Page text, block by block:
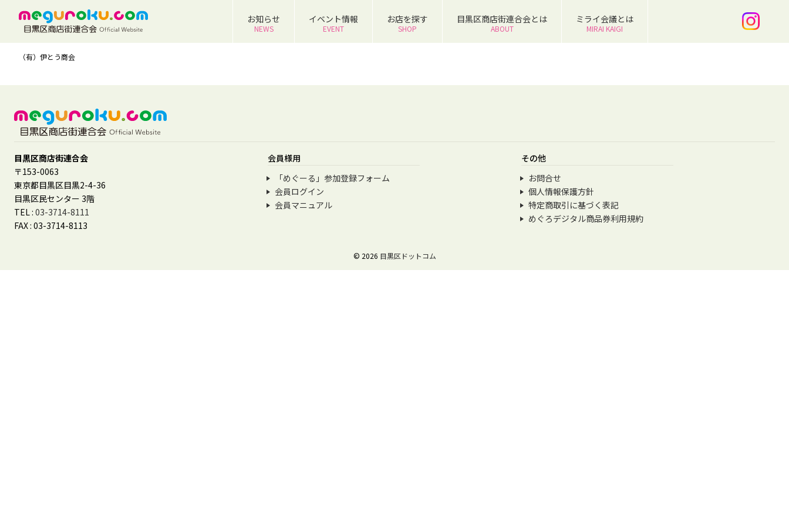
お知らせ
NEWS
イベント情報
EVENT
お店を探す
SHOP
目黒区商店街連合会とは
ABOUT
ミライ会議とは
MIRAI KAIGI
（有）伊とう商会
目黒区商店街連合会
〒153-0063
東京都目黒区目黒2-4-36
目黒区民センター 3階
TEL : 03-3714-8111
FAX : 03-3714-8113
会員様用
「めぐーる」参加登録フォーム
会員ログイン
会員マニュアル
その他
お問合せ
個人情報保護方針
特定商取引に基づく表記
めぐろデジタル商品券利用規約
© 2026 目黒区ドットコム